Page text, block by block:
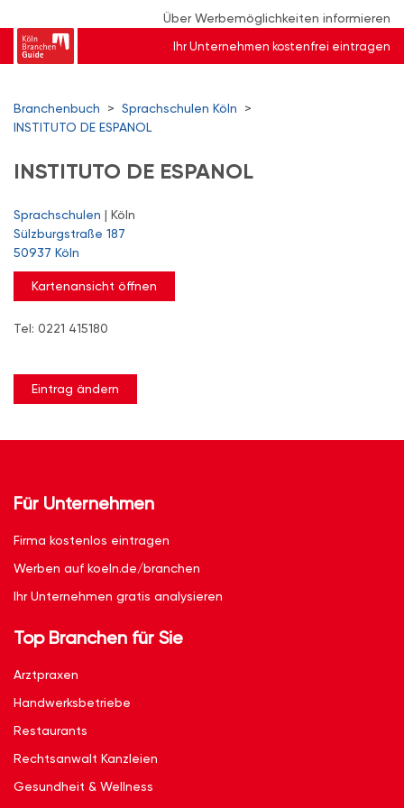
Über Werbemöglichkeiten informieren
Ihr Unternehmen kostenfrei eintragen
Branchenbuch > Sprachschulen Köln
>
INSTITUTO DE ESPANOL
INSTITUTO DE ESPANOL
Sprachschulen | Köln
Sülzburgstraße 187
50937 Köln
Kartenansicht öffnen
Tel: 0221 415180
Eintrag ändern
Für Unternehmen
Firma kostenlos eintragen
Werben auf koeln.de/branchen
Ihr Unternehmen gratis analysieren
Top Branchen für Sie
Arztpraxen
Handwerksbetriebe
Restaurants
Rechtsanwalt Kanzleien
Gesundheit & Wellness